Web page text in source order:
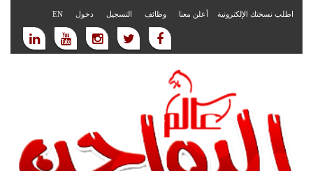
اطلب نسختك الإلكترونية أعلن معنا وظائف التسجيل دخول EN